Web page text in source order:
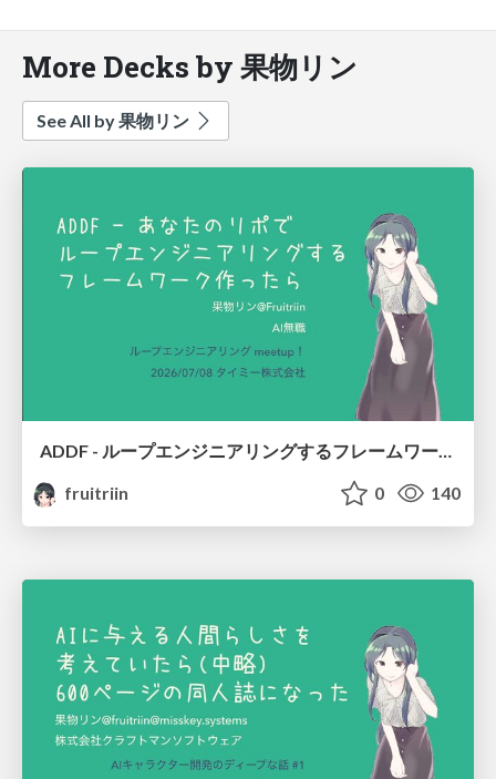
More Decks by 果物リン
See All by 果物リン
ADDF - ループエンジニアリングするフレームワークを作ったら/I Didn't Set Out to Build Loop Engineering, But ADDF Did
fruitriin
0 140